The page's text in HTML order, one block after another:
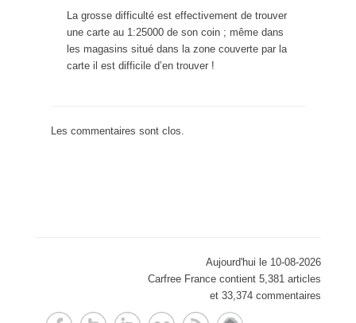
La grosse difficulté est effectivement de trouver
une carte au 1:25000 de son coin ; même dans
les magasins situé dans la zone couverte par la
carte il est difficile d’en trouver !
Les commentaires sont clos.
Aujourd'hui le 10-08-2026
Carfree France contient 5,381 articles
et 33,374 commentaires